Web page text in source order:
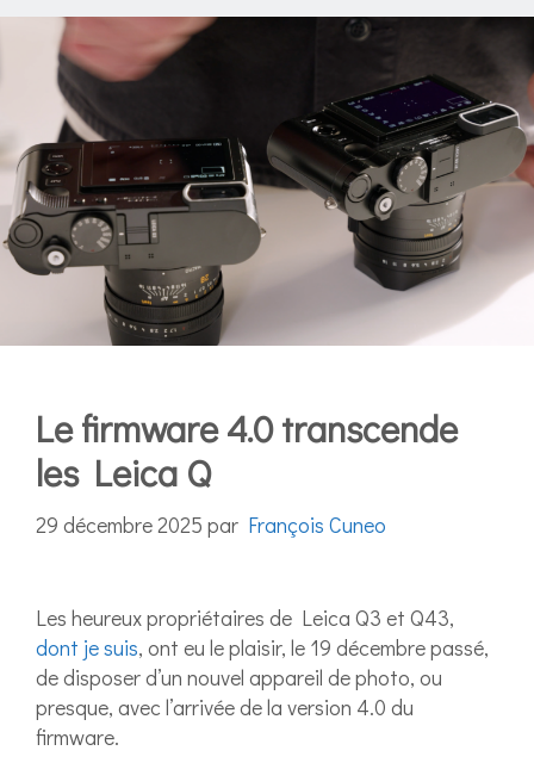
Le firmware 4.0 transcende
les Leica Q
29 décembre 2025 par François Cuneo
Les heureux propriétaires de Leica Q3 et Q43,
dont je suis, ont eu le plaisir, le 19 décembre passé,
de disposer d’un nouvel appareil de photo, ou
presque, avec l’arrivée de la version 4.0 du
firmware.